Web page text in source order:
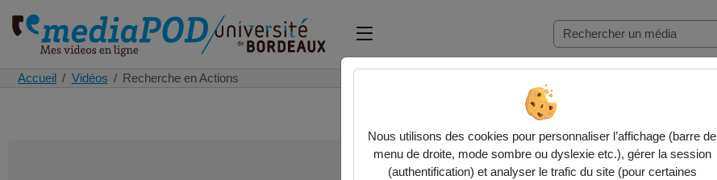
Accueil Vidéos Recherche en Actions
Nous utilisons des cookies pour personnaliser l’affichage (barre de
menu de droite, mode sombre ou dyslexie etc.), gérer la session
(authentification) et analyser le trafic du site (pour certaines